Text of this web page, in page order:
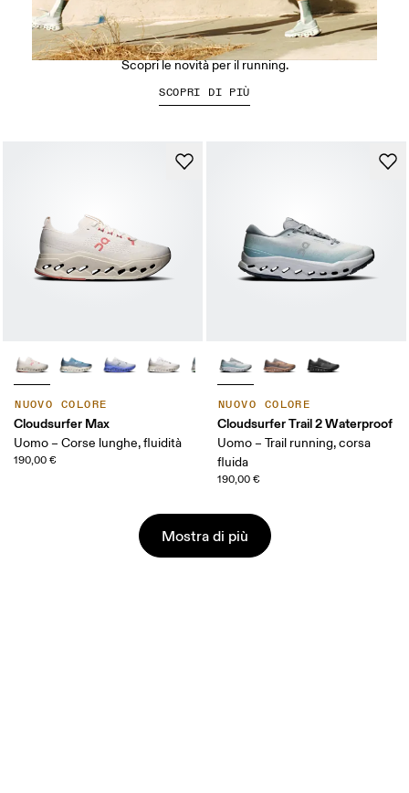
NUOVO COLORE
Cloudsurfer Max
Uomo – Corse lunghe, fluidità
190,00 €
NUOVO COLORE
Cloudsurfer Trail 2 Waterproof
Uomo – Trail running, corsa
fluida
190,00 €
Run On Clouds
Scopri le novità per il running.
SCOPRI DI PIÙ
Mostra di più